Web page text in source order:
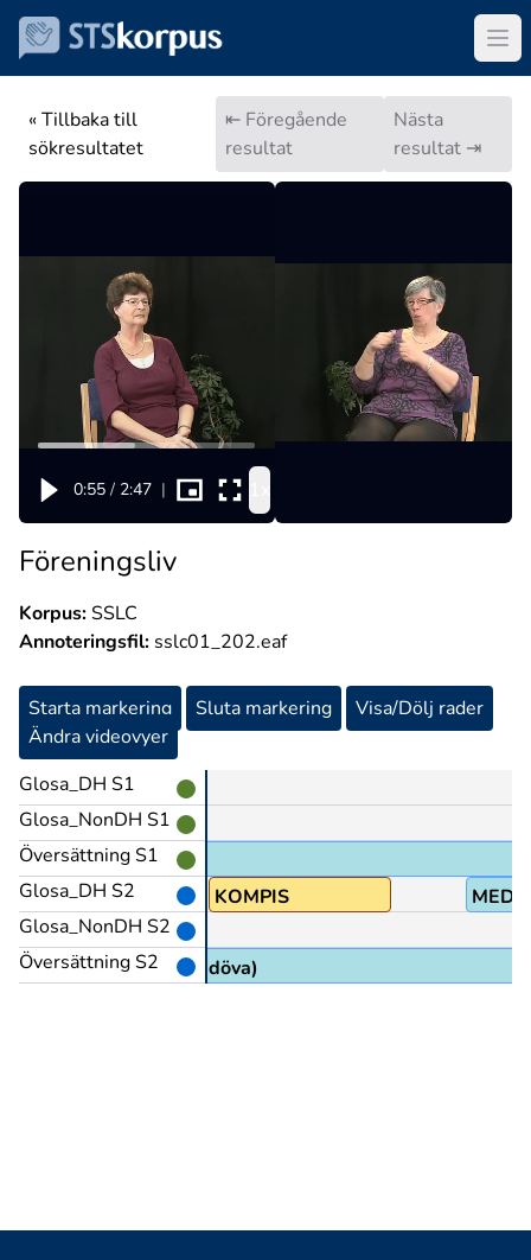
« Tillbaka till
sökresultatet
⇤ Föregående
resultat
Nästa
resultat ⇥
0:55 / 2:47 |
Föreningsliv
Korpus:SSLC
Annoteringsfil: sslc01_202.eaf
Starta markering Sluta markering
Visa/Dölj rader
Ändra videovyer
Glosa_DH S1
Glosa_NonDH S1
Översättning S1
Glosa_DH S2
Glosa_NonDH S2
Översättning S2
KOMPIS MED
folkhögskola för döva)